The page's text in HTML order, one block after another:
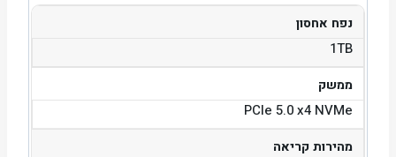
נפח אחסון
1TB
ממשק
PCIe 5.0 x4 NVMe
מהירות קריאה